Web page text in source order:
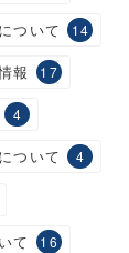
ついて 14
報 17
4
ついて 4
て 16